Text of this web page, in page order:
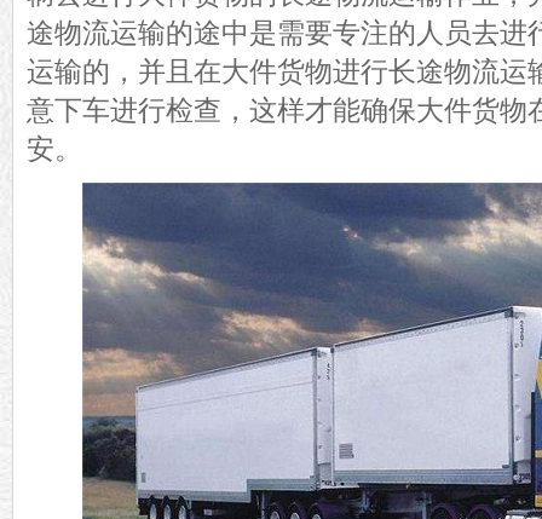
途物流运输的途中是需要专注的人员去进
运输的，并且在大件货物进行长途物流运
意下车进行检查，这样才能确保大件货物
安。